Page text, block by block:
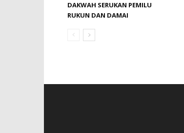
DAKWAH SERUKAN PEMILU
RUKUN DAN DAMAI